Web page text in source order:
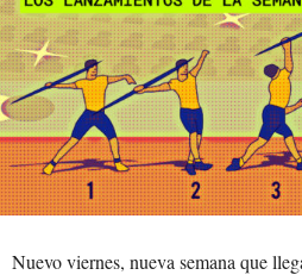
Nuevo viernes, nueva semana que